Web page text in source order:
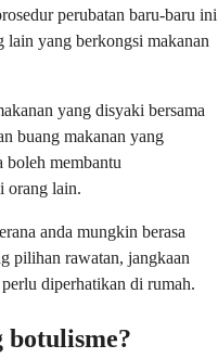
perubatan baru-baru ini
yang berkongsi makanan
yang disyaki bersama
buang makanan yang
boleh membantu
orang lain.
anda mungkin berasa
pilihan rawatan, jangkaan
diperhatikan di rumah.